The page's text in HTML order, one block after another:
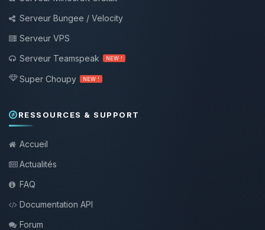
Serveur Bungee / Velocity
Serveur VPS
Serveur Teamspeak
NEW !
Super Choupy NEW !
RESSOURCES & SUPPORT
Accueil
Actualités
FAQ
Documentation API
Forum